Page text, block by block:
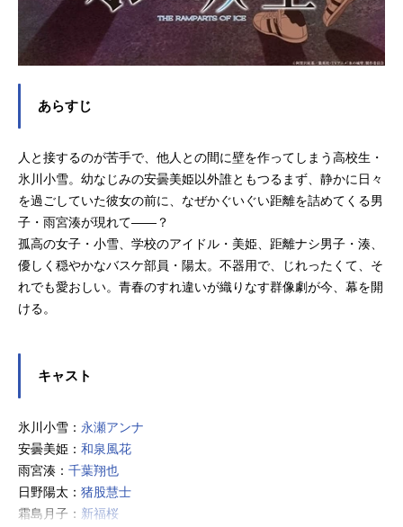
あらすじ
人と接するのが苦手で、他人との間に壁を作ってしまう高校生・
氷川小雪。幼なじみの安曇美姫以外誰ともつるまず、静かに日々
を過ごしていた彼女の前に、なぜかぐいぐい距離を詰めてくる男
子・雨宮湊が現れて――？
孤高の女子・小雪、学校のアイドル・美姫、距離ナシ男子・湊、
優しく穏やかなバスケ部員・陽太。不器用で、じれったくて、そ
れでも愛おしい。青春のすれ違いが織りなす群像劇が今、幕を開
ける。
キャスト
氷川小雪： 永瀬アンナ
安曇美姫： 和泉風花
雨宮湊： 千葉翔也
日野陽太： 猪股慧士
霜島月子： 新福桜